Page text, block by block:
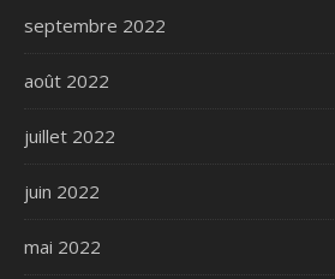
septembre 2022
août 2022
juillet 2022
juin 2022
mai 2022